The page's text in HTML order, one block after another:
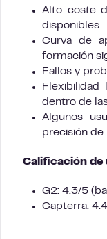
Alto coste
disponibles
Curva de
formación
Fallos y
Flexibilidad
dentro de
Algunos
precisión de
Calificación de
G2: 4.3/5
Capterra: